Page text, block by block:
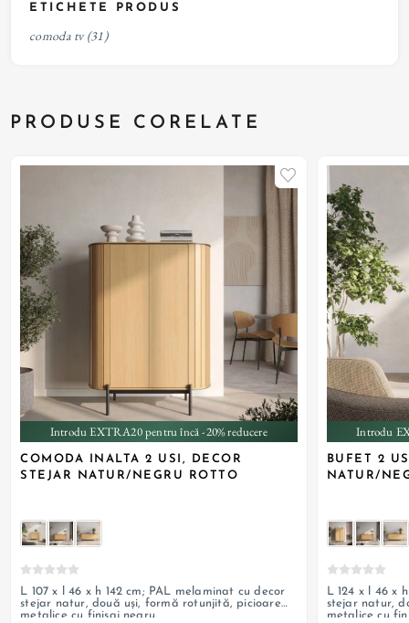
ETICHETE PRODUS
comoda tv (31)
PRODUSE CORELATE
Introdu EXTRA20 pentru încă -20% reducere
COMODA INALTA 2 USI, DECOR
STEJAR NATUR/NEGRU ROTTO
+ 6
L 107 x l 46 x h 142 cm; PAL melaminat cu decor
stejar natur, două uși, formă rotunjită, picioare
metalice cu finisaj negru
Introdu
BUFET 2
NATUR/
L 124 x l 46 x
stejar natur,
metalice cu